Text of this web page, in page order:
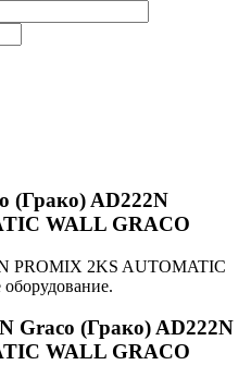
(Грако) AD222N
WALL GRACO
PROMIX 2KS AUTOMATIC
Graco (Грако) AD222N
WALL GRACO